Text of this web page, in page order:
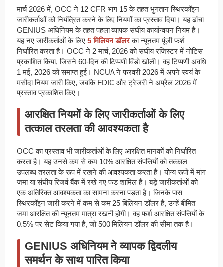
मार्च 2026 में, OCC ने 12 CFR भाग 15 के तहत भुगतान स्थिरकॉइन
जारीकर्ताओं को नियंत्रित करने के लिए नियमों का प्रस्ताव दिया। यह ढांचा
GENIUS अधिनियम के तहत पहला व्यापक संघीय कार्यान्वयन नियम है।
यह नए जारीकर्ताओं के लिए 5 मिलियन डॉलरका न्यूनतम पूंजी फर्श
निर्धारित करता है। OCC ने 2 मार्च, 2026 को संघीय रजिस्टर में नोटिस
प्रकाशित किया, जिसने 60-दिन की टिप्पणी विंडो खोली। वह टिप्पणी अवधि
1 मई, 2026 को समाप्त हुई। NCUA ने फरवरी 2026 में अपने स्वयं के
मसौदा नियम जारी किए, जबकि FDIC और ट्रेजरी ने अप्रैल 2026 में
प्रस्ताव प्रकाशित किए।
आरक्षित नियमों के लिए जारीकर्ताओं के लिए
तत्काल तरलता की आवश्यकता है
OCC का प्रस्ताव भी जारीकर्ताओं के लिए आरक्षित मानकों को निर्धारित
करता है। यह उनसे कम से कम 10% आरक्षित संपत्तियों को तत्काल
उपलब्ध तरलता के रूप में रखने की आवश्यकता करता है। योग्य रूपों में मांग
जमा या संघीय रिजर्व बैंक में रखे गए फंड शामिल हैं। बड़े जारीकर्ताओं को
एक अतिरिक्त आवश्यकता का सामना करना पड़ता है। जिनके पास
स्थिरकॉइन जारी करने में कम से कम 25 बिलियन डॉलर हैं, उन्हें बीमित
जमा आरक्षित की न्यूनतम मात्रा रखनी होगी। वह फर्श आरक्षित संपत्तियों के
0.5% पर सेट किया गया है, जो 500 मिलियन डॉलर की सीमा तक है।
GENIUS अधिनियम ने व्यापक द्विदलीय
समर्थन के साथ पारित किया